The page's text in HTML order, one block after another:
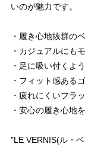
いのが魅力です。
・履き心地抜群の
・カジュアルにも
・足に吸い付くよ
・フィット感ある
・疲れにくいフラ
・安心の履き心地
"LE VERNIS(ル・